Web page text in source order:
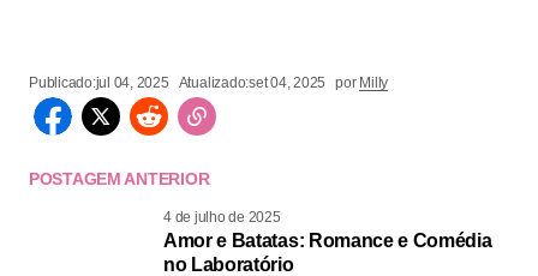
Publicado:jul 04, 2025 Atualizado:set 04, 2025 por Milly
POSTAGEM ANTERIOR
4 de julho de 2025
Amor e Batatas: Romance e Comédia
no Laboratório